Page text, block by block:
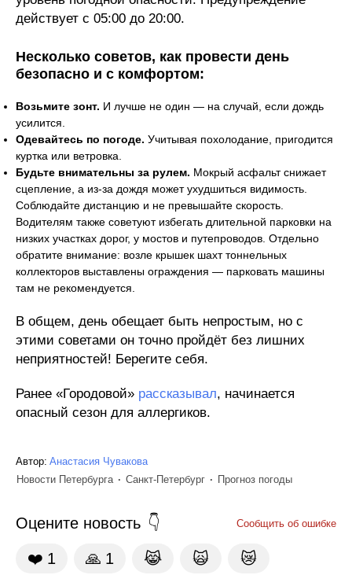
действует с 05:00 до 20:00.
Несколько советов, как провести день
безопасно и с комфортом:
Возьмите зонт. И лучше не один — на случай, если дождь
усилится.
Одевайтесь по погоде. Учитывая похолодание, пригодится
куртка или ветровка.
Будьте внимательны за рулем. Мокрый асфальт снижает
сцепление, а из-за дождя может ухудшиться видимость.
Соблюдайте дистанцию и не превышайте скорость.
Водителям также советуют избегать длительной парковки на
низких участках дорог, у мостов и путепроводов. Отдельно
обратите внимание: возле крышек шахт тоннельных
коллекторов выставлены ограждения — парковать машины
там не рекомендуется.
В общем, день обещает быть непростым, но с
этими советами он точно пройдёт без лишних
неприятностей! Берегите себя.
Ранее «Городовой» рассказывал, начинается
опасный сезон для аллергиков.
Автор: Анастасия Чувакова
Новости Петербурга
Санкт-Петербург Прогноз погоды
Оцените новость Сообщить об ошибке
❤️ 1 🙏 1 😹 🙀 😿